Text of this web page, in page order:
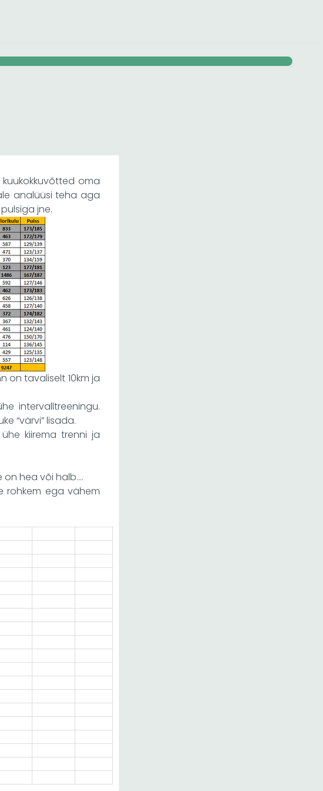
oma
analüüsi teha aga
jne.
on tavaliselt 10km ja
intervalltreeningu.
“värvi” lisada.
kiirema trenni ja
on hea või halb….
rohkem ega vähem